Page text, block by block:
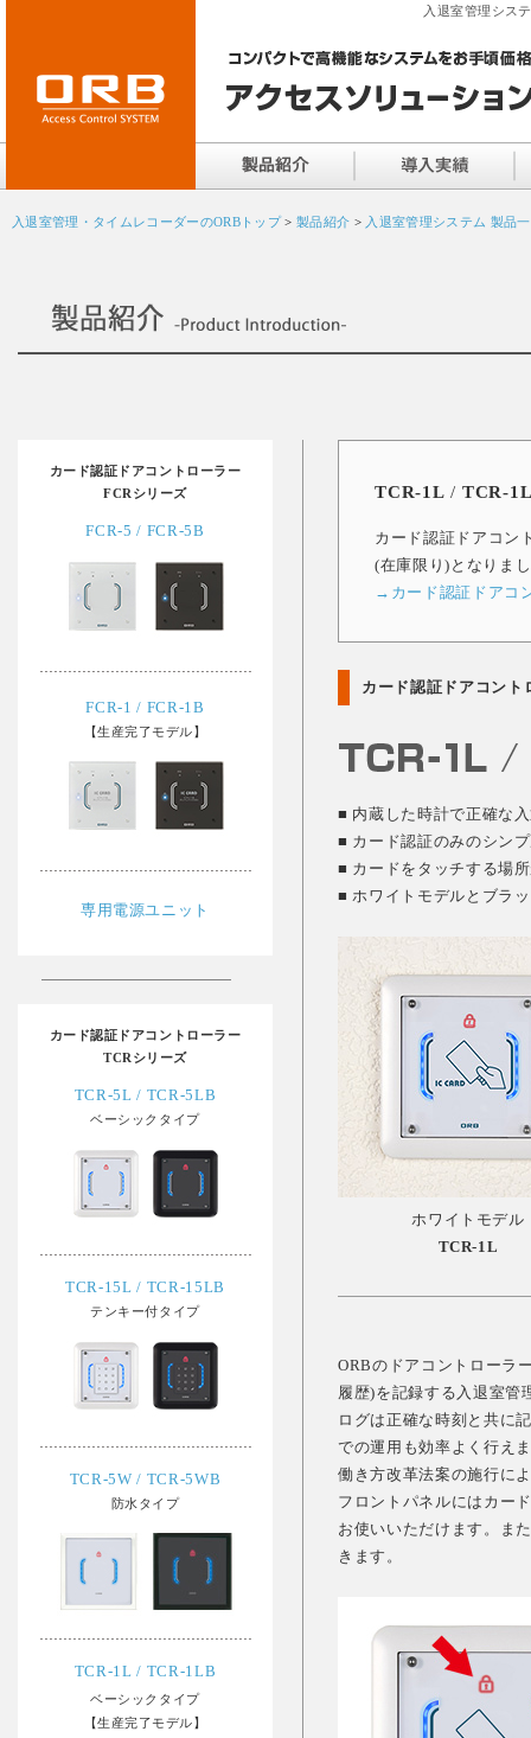
入退室管理シス
入退室管理・タイムレコーダーのORBトップ> 製品紹介 > 入退室管理システム 製品
カード認証ドアコントローラー
FCRシリーズ
FCR-5 / FCR-5B
FCR-1 / FCR-1B
【生産完了モデル】
専用電源ユニット
カード認証ドアコントローラー
TCRシリーズ
TCR-5L / TCR-5LB
ベーシックタイプ
TCR-15L / TCR-15LB
テンキー付タイプ
TCR-5W / TCR-5WB
防水タイプ
TCR-1L / TCR-1LB
ベーシックタイプ
【生産完了モデル】
TCR-1L / TCR-
カード認証ドアコン
(在庫限り)となりま
→カード認証ドアコ
カード認証ドアコン
■ 内蔵した時計で正確な
■ カード認証のみのシン
■ カードをタッチする場
■ ホワイトモデルとブラ
ホワイトモデル
TCR-1L
ORBのドアコントローラ
履歴)を記録する入退室管
ログは正確な時刻と共に
での運用も効率よく行え
働き方改革法案の施行に
フロントパネルにはカー
お使いいただけます。ま
きます。